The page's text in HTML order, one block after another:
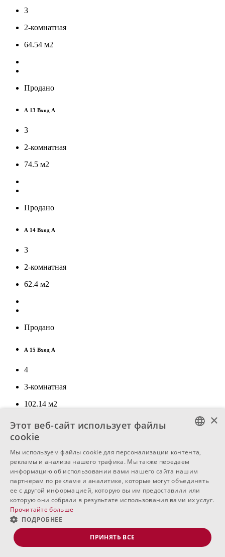
3
2-комнатная
64.54 м2
Продано
А 13 Вход А
3
2-комнатная
74.5 м2
Продано
А 14 Вход А
3
2-комнатная
62.4 м2
Продано
А 15 Вход А
4
3-комнатная
102.14 м2
€ 137,990
Свободная
4
2-комнатная
ENGLISH
RUSSIAN
×
Этот веб-сайт использует файлы
cookie
Мы используем файлы cookie для персонализации контента,
рекламы и анализа нашего трафика. Мы также передаем
информацию об использовании вами нашего сайта нашим
партнерам по рекламе и аналитике, которые могут объединять
ее с другой информацией, которую вы им предоставили или
которую они собрали в результате использования вами их услуг.
Прочитайте больше
ПОДРОБНЕЕ
ПРИНЯТЬ ВСЕ